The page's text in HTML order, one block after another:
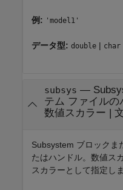
例: 'model1'
データ型: double | char
subsys —
テム ファイル
数値スカラー |
Subsystem ブロックま
たはハンドル。数値ス
スカラーとして指定しま